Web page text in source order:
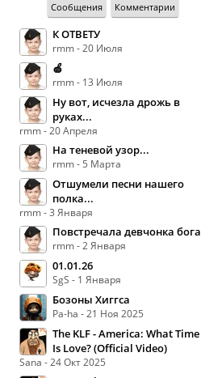
Сообщения Комментарии
К ОТВЕТУ
rmm - 20 Июля
🍏
rmm - 13 Июля
Ну вот, исчезла дрожь в
руках...
rmm - 20 Апреля
На теневой узор...
rmm - 5 Марта
Отшумели песни нашего
полка...
rmm - 3 Января
Повстречала девчонка бога
rmm - 2 Января
01.01.26
SgS - 1 Января
Бозоны Хиггса
Pa-ha - 21 Ноя 2025
The KLF - America: What Time
Is Love? (Official Video)
Sana - 24 Окт 2025